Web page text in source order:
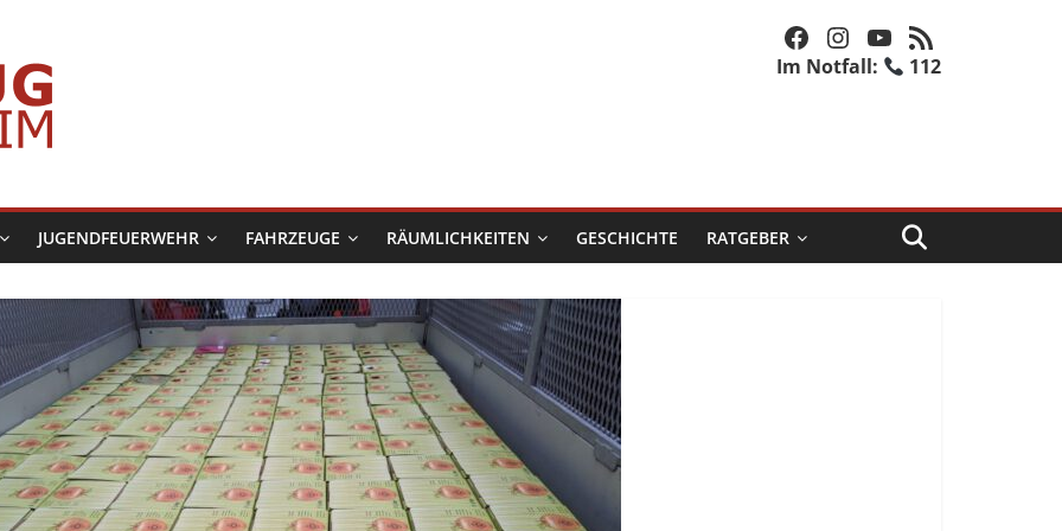
Facebook Instagram YouTube RSS-Feed
Im Notfall: 112
JUGENDFEUERWEHR FAHRZEUGE RÄUMLICHKEITEN GESCHICHTE RATGEBER